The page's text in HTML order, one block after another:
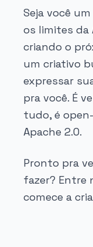
Seja você
os limites da
criando o
um criativo
expressar
pra você. É
tudo, é
Apache 2.0.
Pronto pra
fazer? Entre
comece a